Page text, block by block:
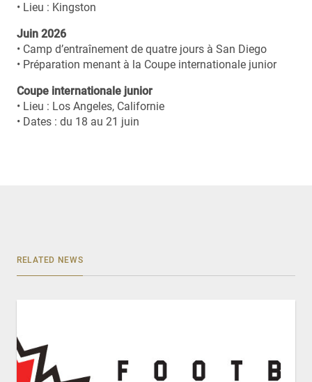
• Lieu : Kingston
Juin 2026
• Camp d’entraînement de quatre jours à San Diego
• Préparation menant à la Coupe internationale junior
Coupe internationale junior
• Lieu : Los Angeles, Californie
• Dates : du 18 au 21 juin
RELATED NEWS